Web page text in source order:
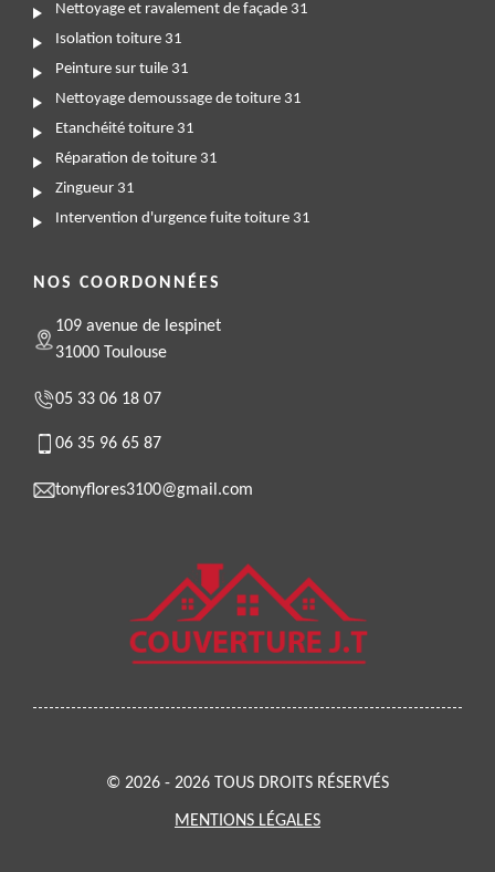
Nettoyage et ravalement de façade 31
Isolation toiture 31
Peinture sur tuile 31
Nettoyage demoussage de toiture 31
Etanchéité toiture 31
Réparation de toiture 31
Zingueur 31
Intervention d'urgence fuite toiture 31
NOS COORDONNÉES
109 avenue de lespinet
31000 Toulouse
05 33 06 18 07
06 35 96 65 87
tonyflores3100@gmail.com
© 2026 - 2026 TOUS DROITS RÉSERVÉS
MENTIONS LÉGALES